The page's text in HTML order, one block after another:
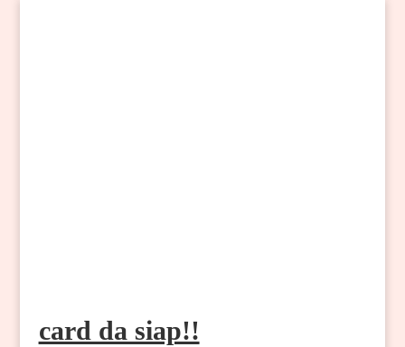
card da siap!!